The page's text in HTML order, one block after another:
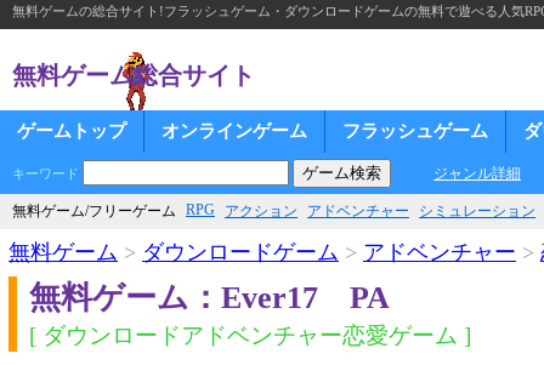
無料ゲームの総合サイト!フラッシュゲーム・ダウンロードゲームの無料で遊べる人気
無料ゲーム総合サイト
ゲームトップ オンラインゲーム フラッシュゲーム
キーワード ジャンル詳細
無料ゲーム/フリーゲーム RPG アクション アドベンチャー シミュレーション
無料ゲーム > ダウンロードゲーム > アドベンチャー >
無料ゲーム：Ever17 PA
[ ダウンロードアドベンチャー恋愛ゲーム ]